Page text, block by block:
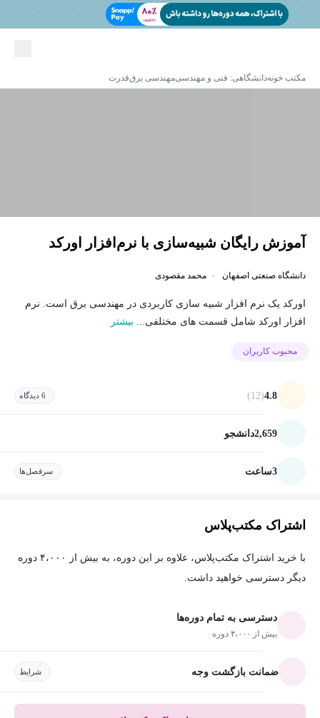
مکتب خونهدانشگاهی: فنی و مهندسیمهندسی برققدرت
آموزش رایگان شبیه‌سازی با نرم‌افزار اورکد
دانشگاه صنعتی اصفهان محمد مقصودی
اورکد یک نرم افزار شبیه سازی کاربردی در مهندسی برق است. نرم
افزار اورکد شامل قسمت های مختلفی... بیشتر
محبوب کاربران
4.8
(12) 6 دیدگاه
2,659دانشجو
3ساعت سرفصل‌ها
اشتراک مکتب‌پلاس
با خرید اشتراک مکتب‌پلاس، علاوه بر این دوره، به بیش از ۴،۰۰۰ دوره
دیگر دسترسی خواهید داشت.
دسترسی به تمام دوره‌ها
بیش از ۴،۰۰۰ دوره
ضمانت بازگشت وجه شرایط